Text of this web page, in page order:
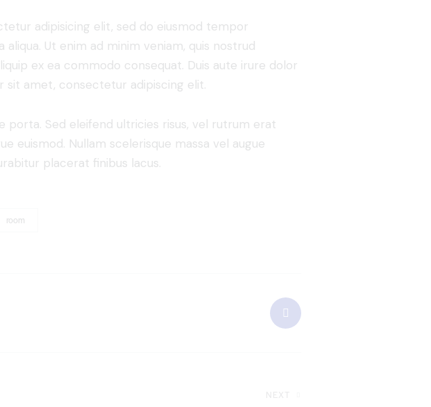
adipisicing elit, sed do eiusmod tempor
Ut enim ad minim veniam, quis nostrud
ex ea commodo consequat. Duis aute irure dolor
amet, consectetur adipiscing elit.
porta. Sed eleifend ultricies risus, vel rutrum erat
euismod. Nullam scelerisque massa vel augue
placerat finibus lacus.
room